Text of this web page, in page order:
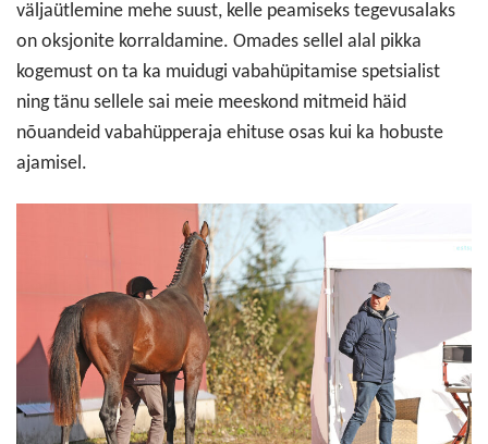
väljaütlemine mehe suust, kelle peamiseks tegevusalaks
on oksjonite korraldamine. Omades sellel alal pikka
kogemust on ta ka muidugi vabahüpitamise spetsialist
ning tänu sellele sai meie meeskond mitmeid häid
nõuandeid vabahüpperaja ehituse osas kui ka hobuste
ajamisel.